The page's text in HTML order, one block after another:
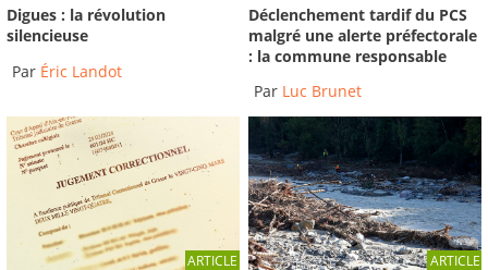
Digues : la révolution
silencieuse
Par Éric Landot
Déclenchement tardif du PCS
malgré une alerte préfectorale
: la commune responsable
Par Luc Brunet
ARTICLE ARTICLE